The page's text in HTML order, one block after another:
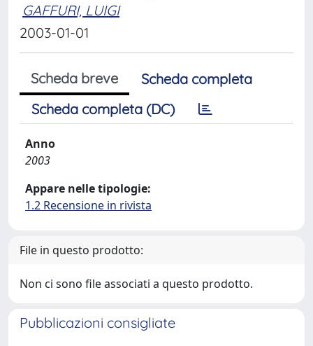
GAFFURI, LUIGI
2003-01-01
Scheda breve
Scheda completa
Scheda completa (DC)
Anno
2003
Appare nelle tipologie:
1.2 Recensione in rivista
File in questo prodotto:
Non ci sono file associati a questo prodotto.
Pubblicazioni consigliate